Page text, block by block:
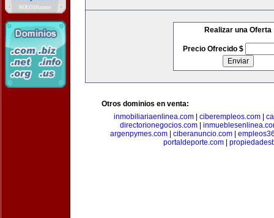
Realizar una Oferta
Precio Ofrecido $
Otros dominios en venta:
inmobiliariaenlinea.com| ciberempleos.com|
directorionegocios.com
argenpymes.com| ciberanuncio.com|
portaldeporte.com|